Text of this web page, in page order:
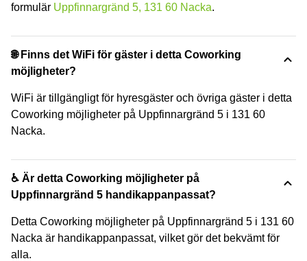
formulär Uppfinnargränd 5, 131 60 Nacka.
🌐 Finns det WiFi för gäster i detta Coworking
möjligheter?
WiFi är tillgängligt för hyresgäster och övriga gäster i detta
Coworking möjligheter på Uppfinnargränd 5 i 131 60
Nacka.
♿ Är detta Coworking möjligheter på
Uppfinnargränd 5 handikappanpassat?
Detta Coworking möjligheter på Uppfinnargränd 5 i 131 60
Nacka är handikappanpassat, vilket gör det bekvämt för
alla.